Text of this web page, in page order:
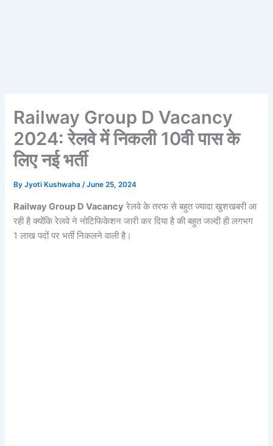
Railway Group D Vacancy
2024: रेलवे में निकली 10वी पास के
लिए नई भर्ती
ByJyoti Kushwaha/June 25, 2024
Railway Group D Vacancy रेलवे के तरफ से बहुत ज्यादा खुशखबरी आ
रही है क्योंकि रेलवे ने नोटिफिकेशन जारी कर दिया है की बहुत जल्दी ही लगभग
1 लाख पदों पर भर्ती निकलने वाली है।